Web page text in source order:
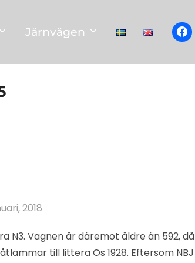
Järnvägen
2018
N3. Vagnen är däremot äldre än 592, då
till littera Os 1928. Eftersom NBJ